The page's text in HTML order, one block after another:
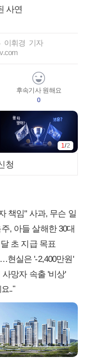
사연
이휘경 기자
후속기사 원해요
0
1/2
청
책임" 사과, 무슨 일
, 아들 살해한 30대
초 지급 목표
현실은 '-2,400만원'
망자 속출 '비상'
.."